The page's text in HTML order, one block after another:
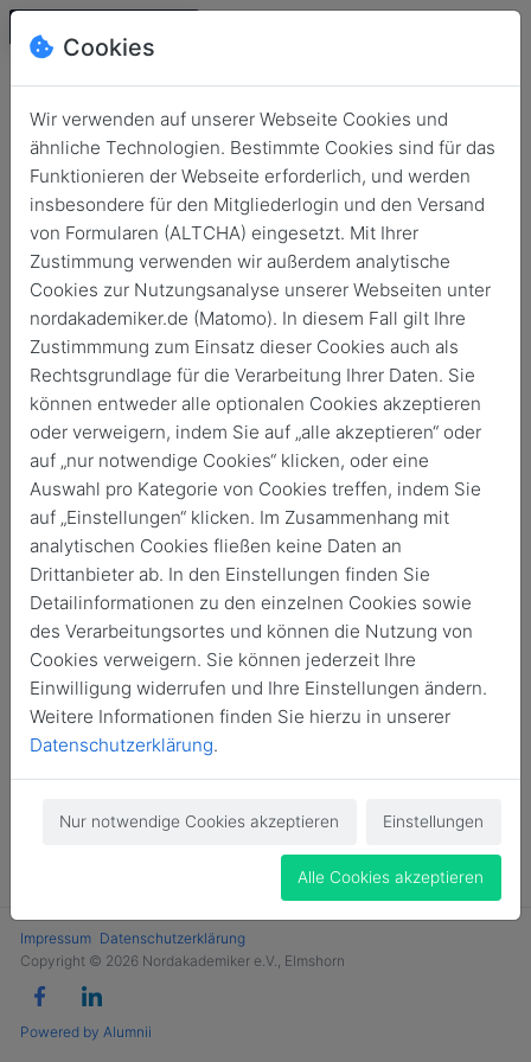
Login
Keine Zugangsdaten?
Login
Jetzt Mitglied werden
Impressum Datenschutzerklärung
Copyright © 2026 Nordakademiker e.V., Elmshorn
Powered by Alumnii
Cookies
Wir verwenden auf unserer Webseite Cookies und
ähnliche Technologien. Bestimmte Cookies sind für das
Funktionieren der Webseite erforderlich, und werden
insbesondere für den Mitgliederlogin und den Versand
von Formularen (ALTCHA) eingesetzt. Mit Ihrer
Zustimmung verwenden wir außerdem analytische
Cookies zur Nutzungsanalyse unserer Webseiten unter
nordakademiker.de (Matomo). In diesem Fall gilt Ihre
Zustimmmung zum Einsatz dieser Cookies auch als
Rechtsgrundlage für die Verarbeitung Ihrer Daten. Sie
können entweder alle optionalen Cookies akzeptieren
oder verweigern, indem Sie auf „alle akzeptieren“ oder
auf „nur notwendige Cookies“ klicken, oder eine
Auswahl pro Kategorie von Cookies treffen, indem Sie
auf „Einstellungen“ klicken. Im Zusammenhang mit
analytischen Cookies fließen keine Daten an
Drittanbieter ab. In den Einstellungen finden Sie
Detailinformationen zu den einzelnen Cookies sowie
des Verarbeitungsortes und können die Nutzung von
Cookies verweigern. Sie können jederzeit Ihre
Einwilligung widerrufen und Ihre Einstellungen ändern.
Weitere Informationen finden Sie hierzu in unserer
Datenschutzerklärung.
Nur notwendige Cookies akzeptieren Einstellungen
Alle Cookies akzeptieren